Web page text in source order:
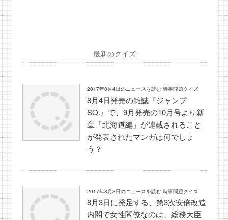
最新のクイズ
2017年8月4日のニュースを読む 時事問題クイズ
8月4日発売の雑誌『ジャンプ
SQ.』で、9月発売の10月号より新
章「北海道編」が連載されること
が発表されたマンガは何でしょ
う？
2017年8月3日のニュースを読む 時事問題クイズ
8月3日に発足する、第3次安倍改造
内閣で女性閣僚なのは、総務大臣